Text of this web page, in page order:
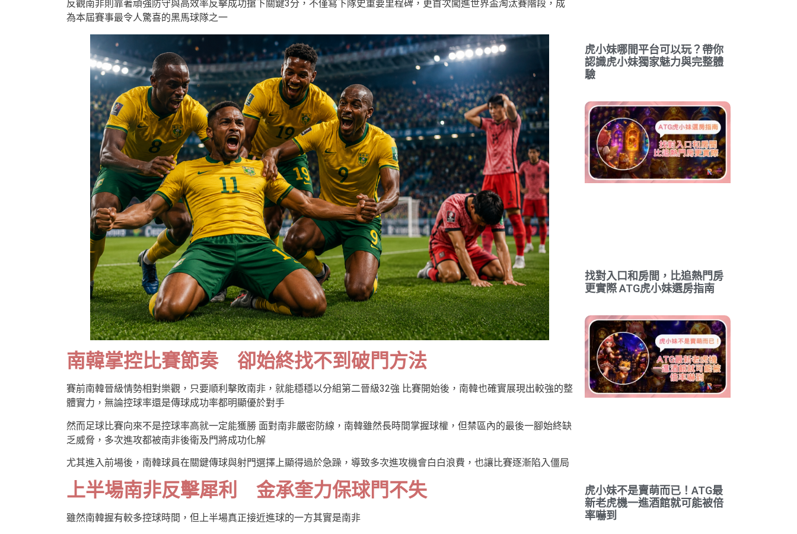
反觀南非則靠著頑強防守與高效率反擊成功搶下關鍵3分，不僅寫下隊史重要里程碑，更首次闖進世界盃淘汰賽階段，成
為本屆賽事最令人驚喜的黑馬球隊之一
南韓掌控比賽節奏 卻始終找不到破門方法
賽前南韓晉級情勢相對樂觀，只要順利擊敗南非，就能穩穩以分組第二晉級32強 比賽開始後，南韓也確實展現出較強的整
體實力，無論控球率還是傳球成功率都明顯優於對手
然而足球比賽向來不是控球率高就一定能獲勝 面對南非嚴密防線，南韓雖然長時間掌握球權，但禁區內的最後一腳始終缺
乏威脅，多次進攻都被南非後衛及門將成功化解
尤其進入前場後，南韓球員在關鍵傳球與射門選擇上顯得過於急躁，導致多次進攻機會白白浪費，也讓比賽逐漸陷入僵局
上半場南非反擊犀利 金承奎力保球門不失
雖然南韓握有較多控球時間，但上半場真正接近進球的一方其實是南非
虎小妹哪間平台可以玩？帶你
認識虎小妹獨家魅力與完整體
驗
找對入口和房間，比追熱門房
更實際 ATG虎小妹選房指南
虎小妹不是賣萌而已！ATG最
新老虎機一進酒館就可能被倍
率嚇到